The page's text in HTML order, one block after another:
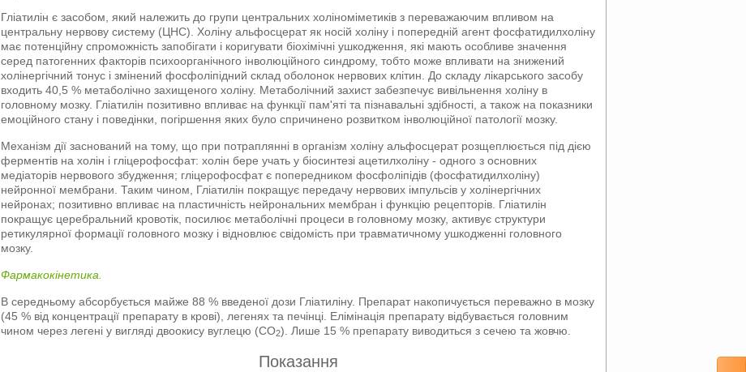
Гліатилін є засобом, який належить до групи центральних холіноміметиків з переважаючим впливом на
центральну нервову систему (ЦНС). Холіну альфосцерат як носій холіну і попередній агент фосфатидилхоліну
має потенційну спроможність запобігати і коригувати біохімічні ушкодження, які мають особливе значення
серед патогенних факторів психоорганічного інволюційного синдрому, тобто може впливати на знижений
холінергічний тонус і змінений фосфоліпідний склад оболонок нервових клітин. До складу лікарського засобу
входить 40,5 % метаболічно захищеного холіну. Метаболічний захист забезпечує вивільнення холіну в
головному мозку. Гліатилін позитивно впливає на функції пам'яті та пізнавальні здібності, а також на показники
емоційного стану і поведінки, погіршення яких було спричинено розвитком інволюційної патології мозку.
Механізм дії заснований на тому, що при потраплянні в організм холіну альфосцерат розщеплюється під дією
ферментів на холін і гліцерофосфат: холін бере учать у біосинтезі ацетилхоліну - одного з основних
медіаторів нервового збудження; гліцерофосфат є попередником фосфоліпідів (фосфатидилхоліну)
нейронної мембрани. Таким чином, Гліатилін покращує передачу нервових імпульсів у холінергічних
нейронах; позитивно впливає на пластичність нейрональних мембран і функцію рецепторів. Гліатилін
покращує церебральний кровотік, посилює метаболічні процеси в головному мозку, активує структури
ретикулярної формації головного мозку і відновлює свідомість при травматичному ушкодженні головного
мозку.
Фармакокінетика.
В середньому абсорбується майже 88 % введеної дози Гліатиліну. Препарат накопичується переважно в мозку
(45 % від концентрації препарату в крові), легенях та печінці. Елімінація препарату відбувається головним
чином через легені у вигляді двоокису вуглецю (СО2). Лише 15 % препарату виводиться з сечею та жовчю.
Показання